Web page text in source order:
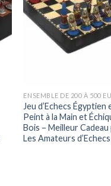
ENSEMBLE DE 200 À 500
Jeu d’Echecs Égyptien
Peint à la Main et
Bois – Meilleur
Les Amateurs d’Echecs